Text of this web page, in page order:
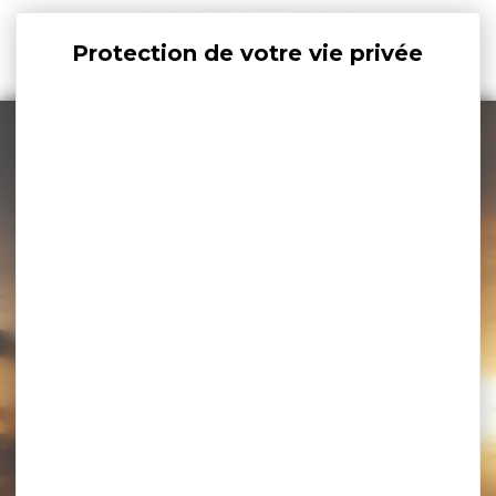
Panneau de gestion des cookies